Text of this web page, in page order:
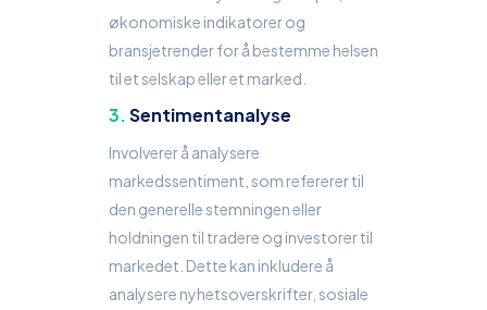
økonomiske indikatorer og
bransjetrender for å bestemme helsen
til et selskap eller et marked.
Sentimentanalyse
Involverer å analysere
markedssentiment, som refererer til
den generelle stemningen eller
holdningen til tradere og investorer til
markedet. Dette kan inkludere å
analysere nyhetsoverskrifter, sosiale